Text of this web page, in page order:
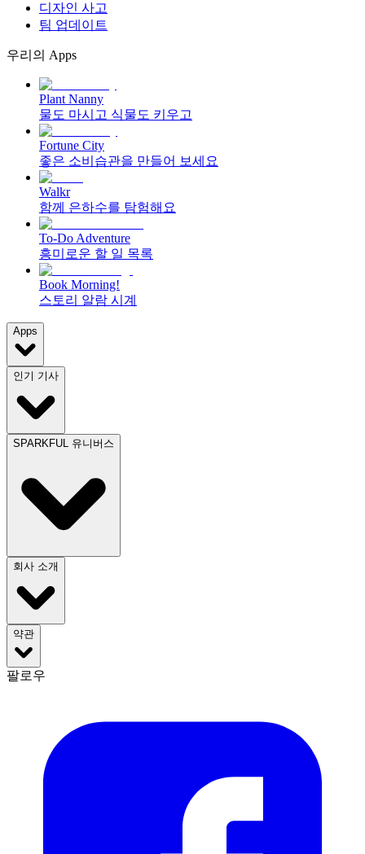
디자인 사고
팀 업데이트
우리의 Apps
Plant Nanny
물도 마시고 식물도 키우고
Fortune City
좋은 소비습관을 만들어 보세요
Walkr
함께 은하수를 탐험해요
To-Do Adventure
흥미로운 할 일 목록
Book Morning!
스토리 알람 시계
Apps
인기 기사
SPARKFUL 유니버스
회사 소개
약관
팔로우